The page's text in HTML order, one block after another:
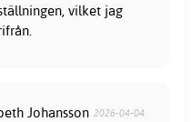
vilket jag
Johansson 2026-04-04